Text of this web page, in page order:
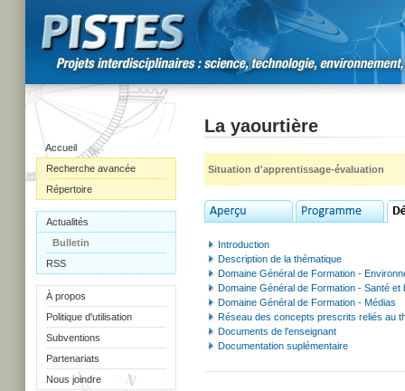
Accueil
Recherche avancée
Répertoire
Actualités
Bulletin
RSS
À propos
Politique d'utilisation
Subventions
Partenariats
Nous joindre
La yaourtière
Situation d'apprentissage-évaluation
Introduction
Description de la thématique
Domaine Général de Formation -
Domaine Général de Formation - Santé et
Domaine Général de Formation - Médias
Réseau des concepts prescrits reliés au
Documents de l'enseignant
Documentation suplémentaire